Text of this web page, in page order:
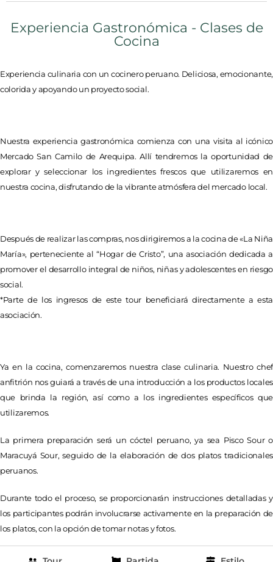
Experiencia Gastronómica - Clases de
Cocina
Experiencia culinaria con un cocinero peruano. Deliciosa, emocionante,
colorida y apoyando un proyecto social.
Nuestra experiencia gastronómica comienza con una visita al icónico
Mercado San Camilo de Arequipa. Allí tendremos la oportunidad de
explorar y seleccionar los ingredientes frescos que utilizaremos en
nuestra cocina, disfrutando de la vibrante atmósfera del mercado local.
Después de realizar las compras, nos dirigiremos a la cocina de «La Niña
María», perteneciente al “Hogar de Cristo”, una asociación dedicada a
promover el desarrollo integral de niños, niñas y adolescentes en riesgo
social.
*Parte de los ingresos de este tour beneficiará directamente a esta
asociación.
Ya en la cocina, comenzaremos nuestra clase culinaria. Nuestro chef
anfitrión nos guiará a través de una introducción a los productos locales
que brinda la región, así como a los ingredientes específicos que
utilizaremos.
La primera preparación será un cóctel peruano, ya sea Pisco Sour o
Maracuyá Sour, seguido de la elaboración de dos platos tradicionales
peruanos.
Durante todo el proceso, se proporcionarán instrucciones detalladas y
los participantes podrán involucrarse activamente en la preparación de
los platos, con la opción de tomar notas y fotos.